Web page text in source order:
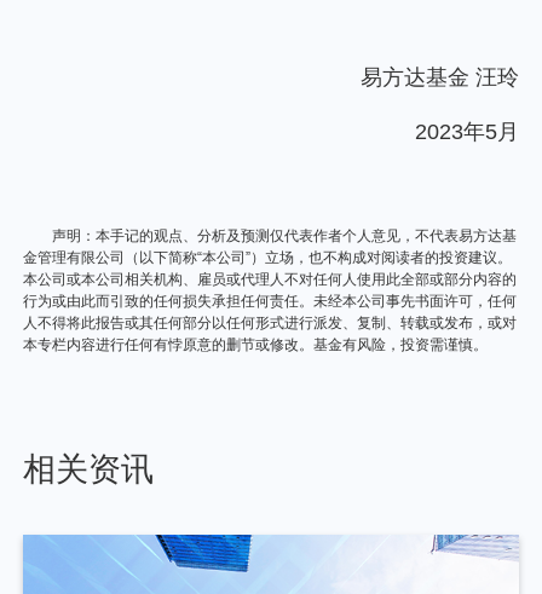
易方达基金 汪玲
2023年5月
声明：本手记的观点、分析及预测仅代表作者个人意见，不代表易方达基
金管理有限公司（以下简称“本公司”）立场，也不构成对阅读者的投资建议。
本公司或本公司相关机构、雇员或代理人不对任何人使用此全部或部分内容的
行为或由此而引致的任何损失承担任何责任。未经本公司事先书面许可，任何
人不得将此报告或其任何部分以任何形式进行派发、复制、转载或发布，或对
本专栏内容进行任何有悖原意的删节或修改。基金有风险，投资需谨慎。
相关资讯